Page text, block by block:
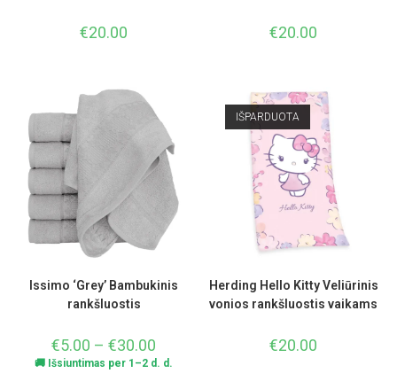
€20.00 €20.00
Issimo ‘Grey’ Bambukinis
rankšluostis
€5.00 – €30.00
🚚 Išsiuntimas per 1–2 d. d.
IŠPARDUOTA
Herding Hello Kitty Veliūrinis
vonios rankšluostis vaikams
€20.00